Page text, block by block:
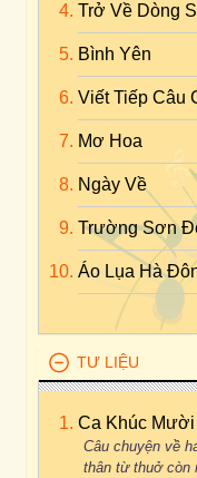
Trở Về Dòng
Bình Yên
Viết Tiếp Câu
Mơ Hoa
Ngày Về
Trường Sơn
Áo Lụa Hà
TƯ LIỆU
Ca Khúc
Câu chuyện về
thân từ thuở còn